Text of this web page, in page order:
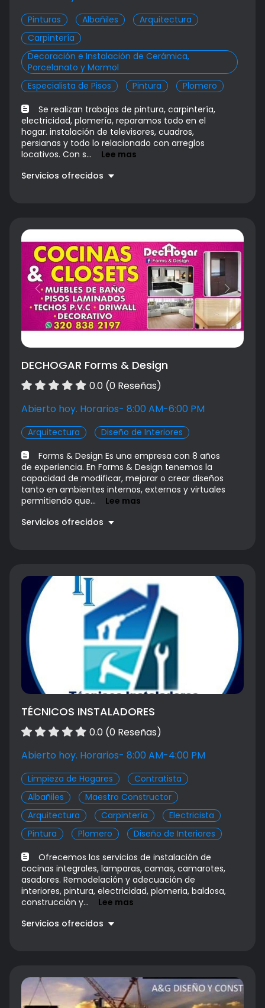
Pinturas Albañiles
Arquitectura
Carpintería
Decoración e Instalación de Cerámica,
Porcelanato y Marmol
Especialista de Pisos
Pintura
Plomero
Se realizan trabajos de pintura, carpintería,
electricidad, plomería, reparamos todo en el
hogar. instalación de televisores, cuadros,
persianas y todo lo relacionado con arreglos
locativos. Con s...
Lee mas
Servicios ofrecidos
Previous Next
DECHOGAR Forms & Design
0.0 (0 Reseñas)
Abierto hoy. Horarios- 8:00 AM-6:00 PM
Arquitectura
Diseño de Interiores
Forms & Design Es una empresa con 8 años
de experiencia. En Forms & Design tenemos la
capacidad de modificar, mejorar o crear diseños
tanto en ambientes internos, externos y virtuales
permitiendo que...
Lee mas
Servicios ofrecidos
TÉCNICOS INSTALADORES
0.0 (0 Reseñas)
Abierto hoy. Horarios- 8:00 AM-4:00 PM
Limpieza de Hogares
Contratista
Albañiles
Maestro Constructor
Arquitectura
Carpintería
Electricista
Pintura
Plomero
Diseño de Interiores
Ofrecemos los servicios de instalación de
cocinas integrales, lamparas, camas, camarotes,
asadores. Remodelación y adecuación de
interiores, pintura, electricidad, plomeria, baldosa,
construcción y...
Lee mas
Servicios ofrecidos
Instalación Asadores
Precio a convenir
Mantenimiento y aseo
Precio a convenir